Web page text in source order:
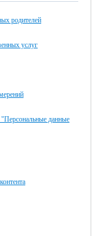
родителей
услуг
данные